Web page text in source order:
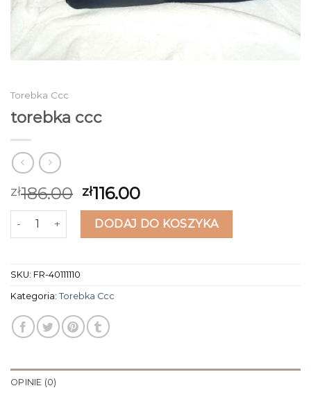
Torebka Ccc
torebka ccc
zł186.00 zł116.00
ilość torebka ccc DODAJ DO KOSZYKA
SKU: FR-40111110
Kategoria: Torebka Ccc
OPINIE (0)